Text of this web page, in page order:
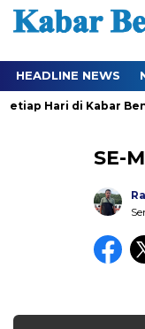
HEADLINE NEWS
Hari di Kabar
SE-